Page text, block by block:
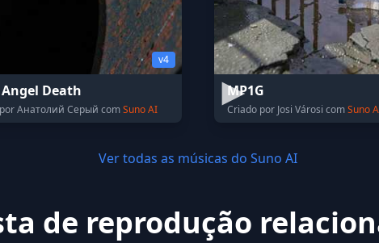
v4
Death
Анатолий Серый comSuno AI
MP1G
Criado por Josi Városi comSuno
Ver todas as músicas do Suno AI
de reprodução